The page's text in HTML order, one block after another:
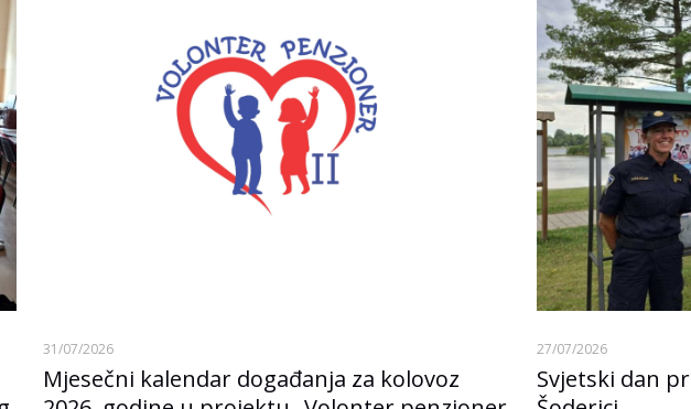
31/07/2026
Mjesečni kalendar događanja za kolovoz
27/07/2026
Svjetski dan